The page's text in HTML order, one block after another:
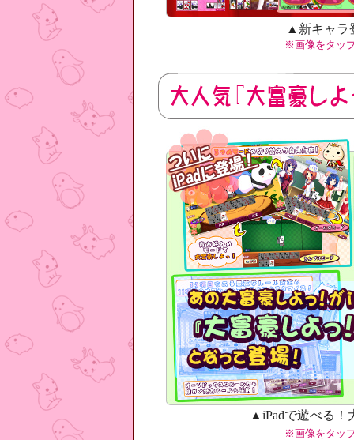
▲新キャラ
※画像をタッ
▲iPadで遊べる
※画像をタッ